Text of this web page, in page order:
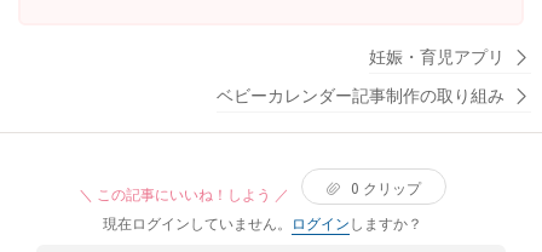
のか迷っています。 起きる時間が遅いため今後よく例にあ
るような6:00頃の起床を目指した方が良いのかもお伺いした
妊娠・育児アプリ
ベビーカレンダー記事制作の取り組み
＼ この記事にいいね！しよう ／ 0 クリップ
現在ログインしていません。
ログインしますか？